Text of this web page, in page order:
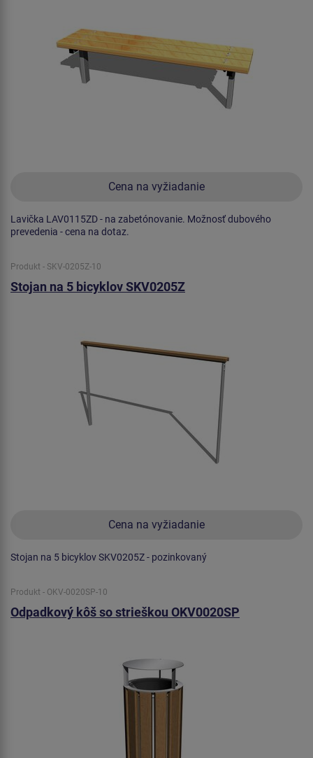
Cena na vyžiadanie
Lavička LAV0115ZD - na zabetónovanie. Možnosť dubového
prevedenia - cena na dotaz.
Produkt - SKV-0205Z-10
Stojan na 5 bicyklov SKV0205Z
Cena na vyžiadanie
Stojan na 5 bicyklov SKV0205Z - pozinkovaný
Produkt - OKV-0020SP-10
Odpadkový kôš so strieškou OKV0020SP